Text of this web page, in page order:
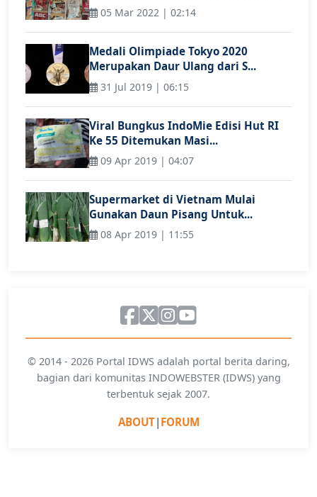
05 Mar 2022 | 02:14
Medali Olimpiade Tokyo 2020
Merupakan Daur Ulang dari S...
31 Jul 2019 | 06:15
Viral Bungkus IndoMie Edisi Hut RI
Ke 55 Ditemukan Masi...
09 Apr 2019 | 04:07
Supermarket di Vietnam Mulai
Gunakan Daun Pisang Untuk...
08 Apr 2019 | 11:55
© 2014 - 2026 Portal IDWS adalah portal berita daring,
bagian dari komunitas INDOWEBSTER (IDWS) yang
terbentuk sejak 2007.
ABOUT| FORUM